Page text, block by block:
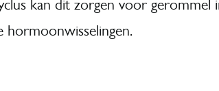
kan dit zorgen voor
hormoonwisselingen.